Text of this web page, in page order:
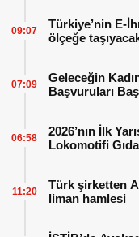
Türkiye’nin E-
ölçeğe
09:07
Geleceğin
Başvuruları
07:09
2026’nın İlk
Lokomotifi
06:58
Türk şirketten
liman hamlesi
11:20